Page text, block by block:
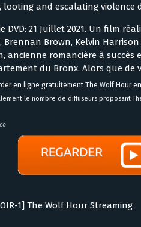
looting and escalating violence
DVD: 21 Juillet 2021. Un film
Brennan Brown, Kelvin Harrison
ancienne romancière à
du Bronx. Alors que de
en ligne gratuitement The Wolf Hour
le nombre de diffuseurs proposant
1] The Wolf Hour Streaming